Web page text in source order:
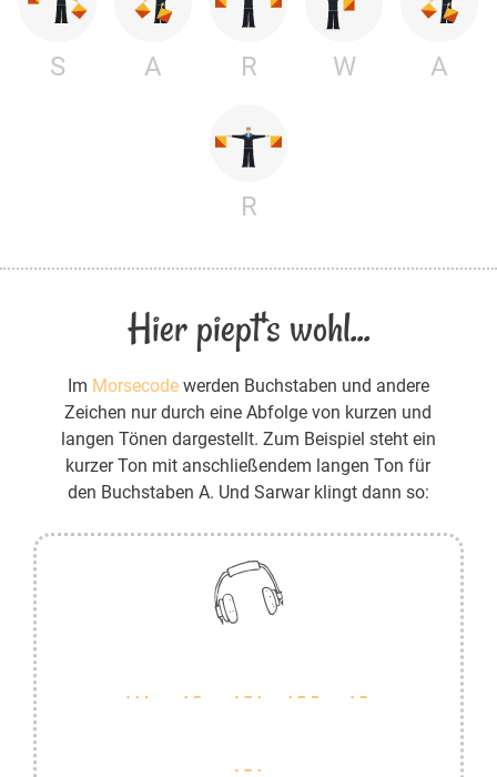
S A R W A
R
Hier piept's wohl...
Im Morsecodewerden Buchstaben und andere
Zeichen nur durch eine Abfolge von kurzen und
langen Tönen dargestellt. Zum Beispiel steht ein
kurzer Ton mit anschließendem langen Ton für
den Buchstaben A. Und Sarwar klingt dann so: